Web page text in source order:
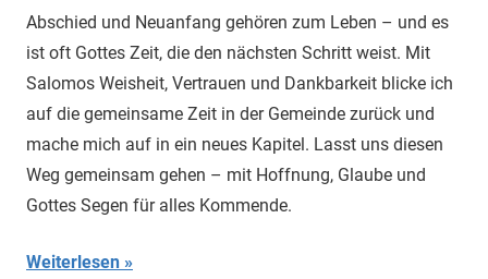
Abschied und Neuanfang gehören zum Leben – und es
ist oft Gottes Zeit, die den nächsten Schritt weist. Mit
Salomos Weisheit, Vertrauen und Dankbarkeit blicke ich
auf die gemeinsame Zeit in der Gemeinde zurück und
mache mich auf in ein neues Kapitel. Lasst uns diesen
Weg gemeinsam gehen – mit Hoffnung, Glaube und
Gottes Segen für alles Kommende.
Weiterlesen